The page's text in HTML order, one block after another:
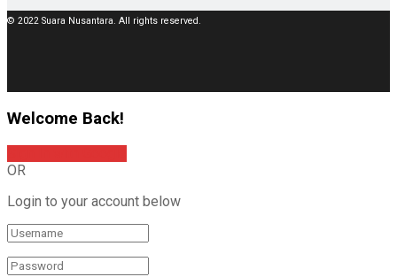
© 2022 Suara Nusantara. All rights reserved.
Welcome Back!
OR
Login to your account below